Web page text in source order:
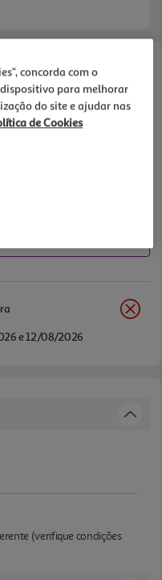
para membros do
e 12/08/2026
(verifique condições
concorda com o
para melhorar
do site e ajudar nas
de Cookies